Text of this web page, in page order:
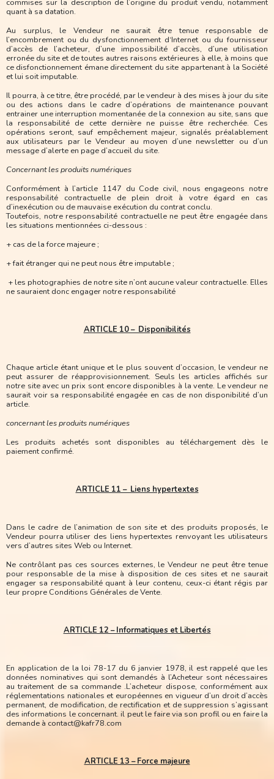
commises sur la description de l’origine du produit vendu, notamment
quant à sa datation.
Au surplus, le Vendeur ne saurait être tenue responsable de
l’encombrement ou du dysfonctionnement d‘Internet ou du fournisseur
d’accès de l’acheteur, d’une impossibilité d’accès, d’une utilisation
erronée du site et de toutes autres raisons extérieures à elle, à moins que
ce disfonctionnement émane directement du site appartenant à la Société
et lui soit imputable.
Il pourra, à ce titre, être procédé, par le vendeur à des mises à jour du site
ou des actions dans le cadre d’opérations de maintenance pouvant
entrainer une interruption momentanée de la connexion au site, sans que
la responsabilité de cette dernière ne puisse être recherchée. Ces
opérations seront, sauf empêchement majeur, signalés préalablement
aux utilisateurs par le Vendeur au moyen d’une newsletter ou d’un
message d’alerte en page d’accueil du site.
Concernant les produits numériques
Conformément à l’article 1147 du Code civil, nous engageons notre
responsabilité contractuelle de plein droit à votre égard en cas
d’inexécution ou de mauvaise exécution du contrat conclu.
Toutefois, notre responsabilité contractuelle ne peut être engagée dans
les situations mentionnées ci-dessous :
+ cas de la force majeure ;
+ fait étranger qui ne peut nous être imputable ;
+ les photographies de notre site n’ont aucune valeur contractuelle. Elles
ne sauraient donc engager notre responsabilité
ARTICLE 10 – Disponibilités
Chaque article étant unique et le plus souvent d’occasion, le vendeur ne
peut assurer de réapprovisionnement. Seuls les articles affichés sur
notre site avec un prix sont encore disponibles à la vente. Le vendeur ne
saurait voir sa responsabilité engagée en cas de non disponibilité d’un
article.
concernant les produits numériques
Les produits achetés sont disponibles au téléchargement dès le
paiement confirmé.
ARTICLE 11 – Liens hypertextes
Dans le cadre de l’animation de son site et des produits proposés, le
Vendeur pourra utiliser des liens hypertextes renvoyant les utilisateurs
vers d’autres sites Web ou Internet.
Ne contrôlant pas ces sources externes, le Vendeur ne peut être tenue
pour responsable de la mise à disposition de ces sites et ne saurait
engager sa responsabilité quant à leur contenu, ceux-ci étant régis par
leur propre Conditions Générales de Vente.
ARTICLE 12 – Informatiques et Libertés
En application de la loi 78-17 du 6 janvier 1978, il est rappelé que les
données nominatives qui sont demandés à l’Acheteur sont nécessaires
au traitement de sa commande .L’acheteur dispose, conformément aux
réglementations nationales et européennes en vigueur d’un droit d’accès
permanent, de modification, de rectification et de suppression s’agissant
des informations le concernant. il peut le faire via son profil ou en faire la
demande à contact@kafr78.com
ARTICLE 13 – Force majeure